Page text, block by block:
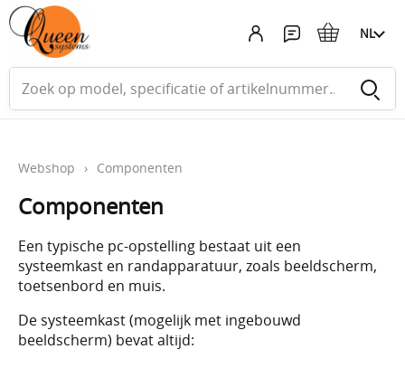
NL
Webshop › Componenten
Componenten
Een typische pc-opstelling bestaat uit een
systeemkast en randapparatuur, zoals beeldscherm,
toetsenbord en muis.
De systeemkast (mogelijk met ingebouwd
beeldscherm) bevat altijd: